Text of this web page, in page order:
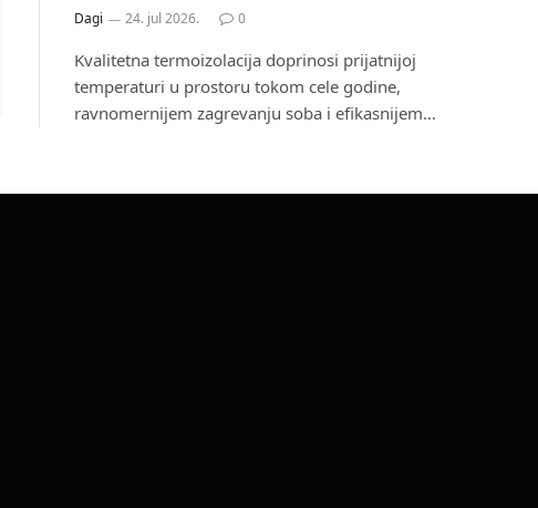
Dagi 24. jul 2026. 0
Kvalitetna termoizolacija doprinosi prijatnijoj
temperaturi u prostoru tokom cele godine,
ravnomernijem zagrevanju soba i efikasnijem…